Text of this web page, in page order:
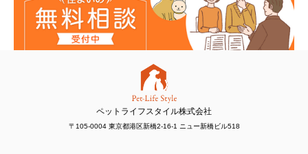
ペットライフスタイル株式会社
〒105-0004 東京都港区新橋2-16-1 ニュー新橋ビル518